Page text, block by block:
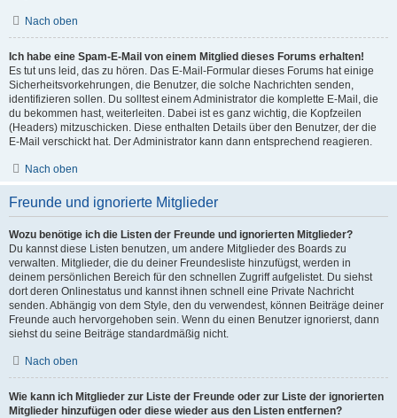
Nach oben
Ich habe eine Spam-E-Mail von einem Mitglied dieses Forums erhalten!
Es tut uns leid, das zu hören. Das E-Mail-Formular dieses Forums hat einige
Sicherheitsvorkehrungen, die Benutzer, die solche Nachrichten senden,
identifizieren sollen. Du solltest einem Administrator die komplette E-Mail, die
du bekommen hast, weiterleiten. Dabei ist es ganz wichtig, die Kopfzeilen
(Headers) mitzuschicken. Diese enthalten Details über den Benutzer, der die
E-Mail verschickt hat. Der Administrator kann dann entsprechend reagieren.
Nach oben
Freunde und ignorierte Mitglieder
Wozu benötige ich die Listen der Freunde und ignorierten Mitglieder?
Du kannst diese Listen benutzen, um andere Mitglieder des Boards zu
verwalten. Mitglieder, die du deiner Freundesliste hinzufügst, werden in
deinem persönlichen Bereich für den schnellen Zugriff aufgelistet. Du siehst
dort deren Onlinestatus und kannst ihnen schnell eine Private Nachricht
senden. Abhängig von dem Style, den du verwendest, können Beiträge deiner
Freunde auch hervorgehoben sein. Wenn du einen Benutzer ignorierst, dann
siehst du seine Beiträge standardmäßig nicht.
Nach oben
Wie kann ich Mitglieder zur Liste der Freunde oder zur Liste der ignorierten
Mitglieder hinzufügen oder diese wieder aus den Listen entfernen?